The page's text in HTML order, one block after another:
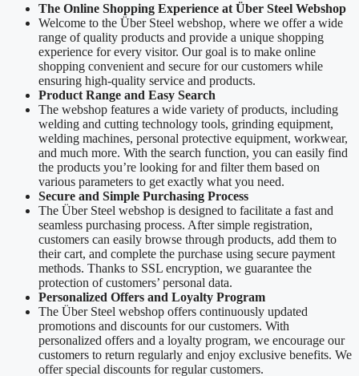
The Online Shopping Experience at Über Steel Webshop
Welcome to the Über Steel webshop, where we offer a wide
range of quality products and provide a unique shopping
experience for every visitor. Our goal is to make online
shopping convenient and secure for our customers while
ensuring high-quality service and products.
Product Range and Easy Search
The webshop features a wide variety of products, including
welding and cutting technology tools, grinding equipment,
welding machines, personal protective equipment, workwear,
and much more. With the search function, you can easily find
the products you’re looking for and filter them based on
various parameters to get exactly what you need.
Secure and Simple Purchasing Process
The Über Steel webshop is designed to facilitate a fast and
seamless purchasing process. After simple registration,
customers can easily browse through products, add them to
their cart, and complete the purchase using secure payment
methods. Thanks to SSL encryption, we guarantee the
protection of customers’ personal data.
Personalized Offers and Loyalty Program
The Über Steel webshop offers continuously updated
promotions and discounts for our customers. With
personalized offers and a loyalty program, we encourage our
customers to return regularly and enjoy exclusive benefits. We
offer special discounts for regular customers.